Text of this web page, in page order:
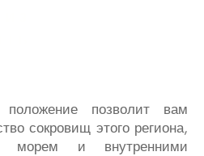
положение позволит вам
сокровищ этого региона,
морем и внутренними